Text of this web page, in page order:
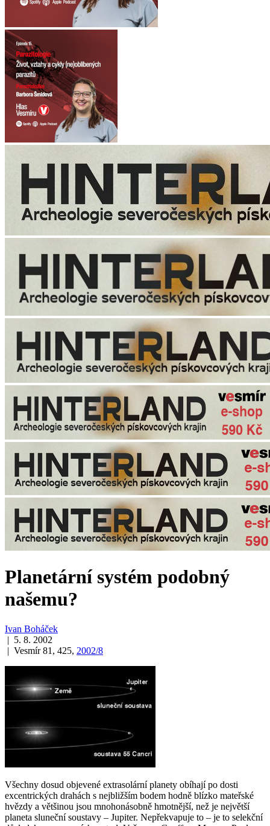
Planetární systém podobný
našemu?
Ivan Boháček
| 5. 8. 2002
| Vesmír 81, 425, 2002/8
Všechny dosud objevené extrasolární planety obíhají po dosti
excentrických drahách s nejbližším bodem hodně blízko mateřské
hvězdy a většinou jsou mnohonásobně hmotnější, než je největší
planeta sluneční soustavy – Jupiter. Nepřekvapuje to – je to selekční